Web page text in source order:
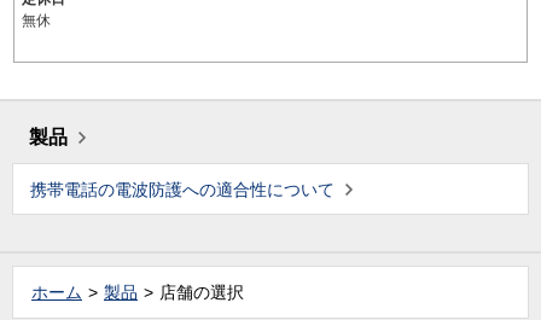
無休
製品
携帯電話の電波防護への適合性について
ホーム 製品 店舗の選択